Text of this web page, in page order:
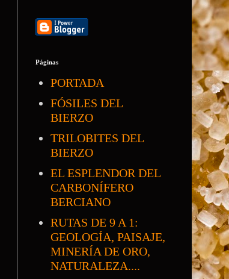
Páginas
PORTADA
FÓSILES DEL
BIERZO
TRILOBITES DEL
BIERZO
EL ESPLENDOR DEL
CARBONÍFERO
BERCIANO
RUTAS DE 9 A 1:
GEOLOGÍA, PAISAJE,
MINERÍA DE ORO,
NATURALEZA....